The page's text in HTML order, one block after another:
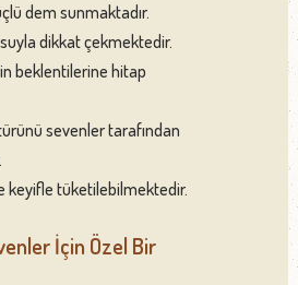
dem sunmaktadır.
dikkat çekmektedir.
beklentilerine hitap
sevenler tarafından
keyifle tüketilebilmektedir.
İçin Özel Bir